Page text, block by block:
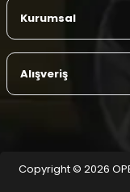
Kurumsal
Alışveriş
Copyright © 2026